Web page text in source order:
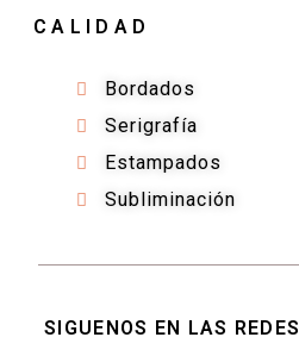
CALIDAD
Bordados
Serigrafía
Estampados
Subliminación
SIGUENOS EN LAS REDES